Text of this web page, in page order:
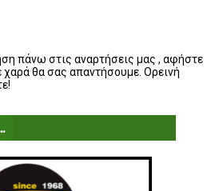
πάνω στις αναρτήσεις μας , αφήστε
χαρά θα σας απαντήσουμε. Ορεινή